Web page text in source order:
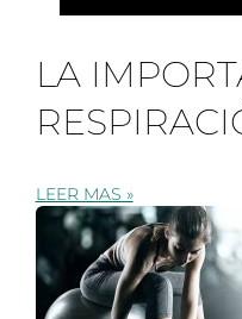
LA
LEER MAS »